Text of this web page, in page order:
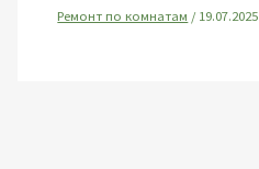
Ремонт по комнатам /19.07.2025